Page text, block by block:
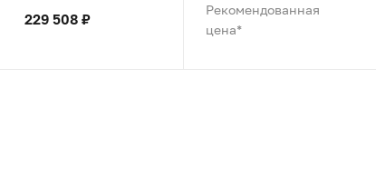
229 508 ₽
Рекомендованная
цена*